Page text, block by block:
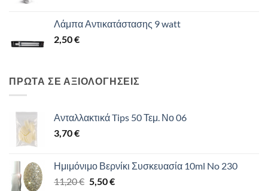
9,30 €.είναι:
Λάμπα Αντικατάστασης 9 watt
2,50€
ΠΡΩΤΑ ΣΕ ΑΞΙΟΛΟΓΗΣΕΙΣ
Ανταλλακτικά Tips 50 Τεμ. Νο 06
3,70€
Ημιμόνιμο Βερνίκι Συσκευασία 10ml No 230
11,20€ Original
5,50€Η